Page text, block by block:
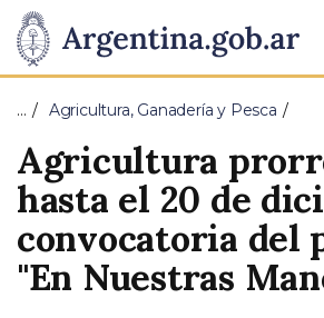
Presidencia
de
Nación
Pasar al contenido principal
… Agricultura, Ganadería y Pesca
Agricultura
hasta el 20 de
convocatoria del
"En Nuestras